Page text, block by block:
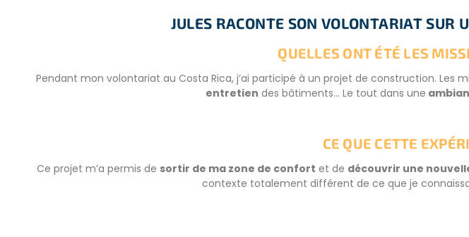
JULES RACONTE SON VOLONTARIAT SUR
QUELLES ONT ÉTÉ LES
Pendant mon volontariat au Costa Rica, j’ai participé à un projet de construction. Les
entretien des bâtiments… Le tout dans une
CE QUE CETTE
Ce projet m’a permis de sortir de ma zone de confort et de découvrir une
contexte totalement différent de ce que je